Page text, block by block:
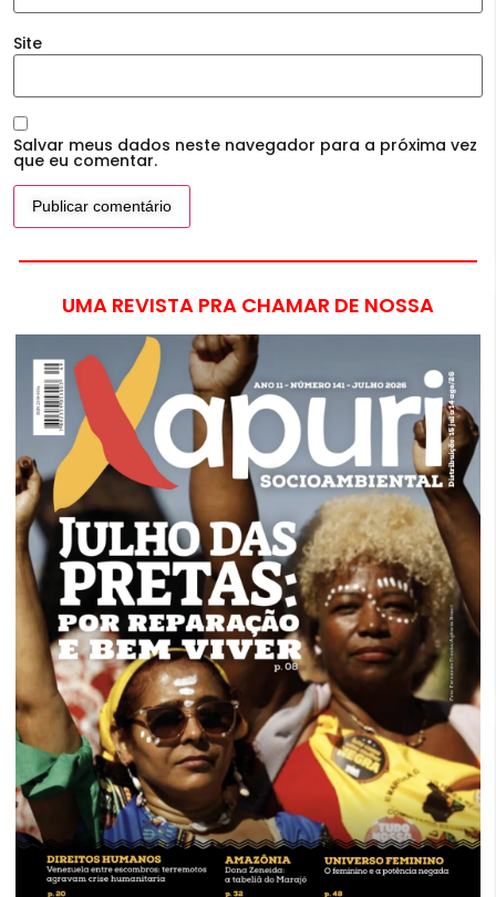
Site
Salvar meus dados neste navegador para a próxima vez
que eu comentar.
UMA REVISTA PRA CHAMAR DE NOSSA